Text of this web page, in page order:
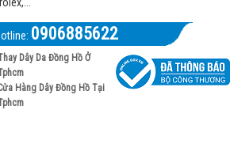
0906885622
Dây Da Đồng Hồ Ở
Hàng Dây Đồng Hồ Tại